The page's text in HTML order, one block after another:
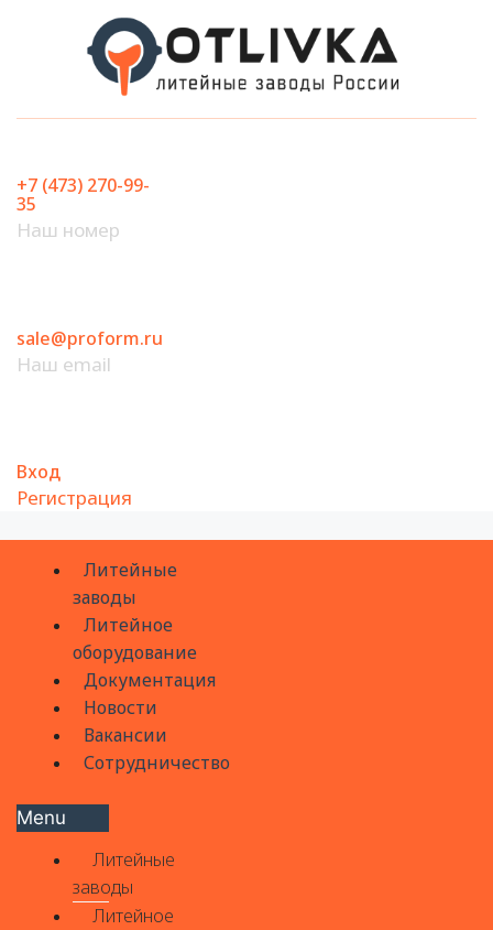
содержимому
+7 (473) 270-99-
35
Наш номер
sale@proform.ru
Наш email
Вход
Регистрация
Литейные
заводы
Литейное
оборудование
Документация
Новости
Вакансии
Сотрудничество
Menu
Литейные
заводы
Литейное